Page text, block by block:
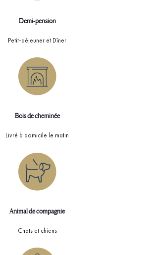
Demi-pension
Petit-déjeuner et Dîner
Bois de cheminée
Livré à domicile le matin
Animal de compagnie
Chats et chiens